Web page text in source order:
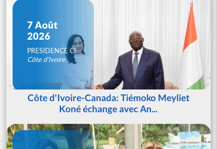
7 Août
2026
PRESIDENCE CI
Côte d'Ivoire
Côte d'Ivoire-Canada: Tiémoko Meyliet
Koné échange avec An...